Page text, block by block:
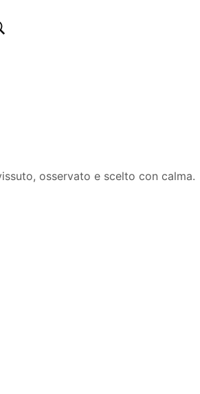
osservato e scelto con calma.